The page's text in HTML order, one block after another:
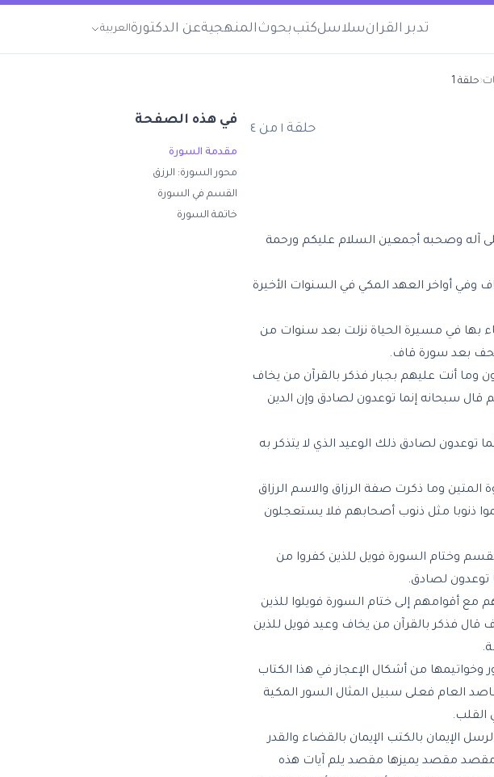
تدبر القرانسلاسلكتب بحوث المنهجيةعن الدكتورةالعربية
‹حلقة 1
حلقة ١ من ٤
آله وصحبه أجمعين السلام عليكم ورحمة
وفي أواخر العهد المكي في السنوات الأخيرة
بها في مسيرة الحياة نزلت بعد سنوات من
بعد سورة قاف.
وما أنت عليهم بجبار فذكر بالقرآن من يخاف
قال سبحانه إنما توعدون لصادق وإن الدين
توعدون لصادق ذلك الوعيد الذي لا يتذكر به
المتين وما ذكرت صفة الرزاق والاسم الرزاق
ذنوبا مثل ذنوب أصحابهم فلا يستعجلون
وختام السورة فويل للذين كفروا من
توعدون لصادق.
مع أقوامهم إلى ختام السورة فويلوا للذين
فذكر بالقرآن من يخاف وعيد فويل للذين
وخواتيمها من أشكال الإعجاز في هذا الكتاب
العام فعلى سبيل المثال السور المكية
القلب.
الإيمان بالكتب الإيمان بالقضاء والقدر
مقصد مقصد يميزها مقصد يلم آيات هذه
في هذه الصفحة
مقدمة السورة
محور السورة: الرزق
القسم في السورة
خاتمة السورة